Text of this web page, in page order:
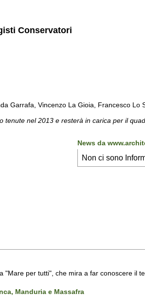
Conservatori
Garrafa, Vincenzo La Gioia, Francesco Lo
nel 2013 e resterà in carica per il
News da
Non ci sono
per tutti", che mira a far conoscere il
Manduria e Massafra